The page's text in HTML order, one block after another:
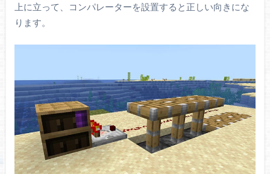
上に立って、コンパレーターを設置すると正しい向きにな
ります。